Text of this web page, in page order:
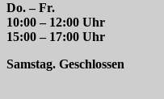
Do. – Fr.
10:00 – 12:00 Uhr
15:00 – 17:00 Uhr
Samstag. Geschlossen